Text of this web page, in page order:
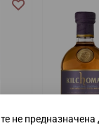
не предназначена